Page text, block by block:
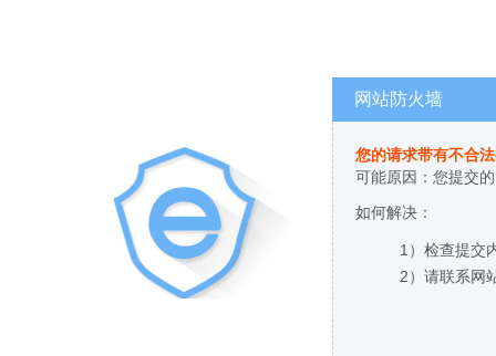
网站防火墙
您的请求带有不合
可能原因：您提交
如何解决：
1）检查提交
2）请联系网